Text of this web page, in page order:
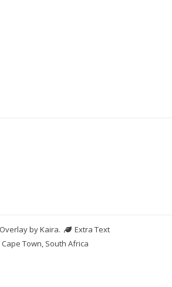
byKaira.
Extra Text
Cape Town, South Africa